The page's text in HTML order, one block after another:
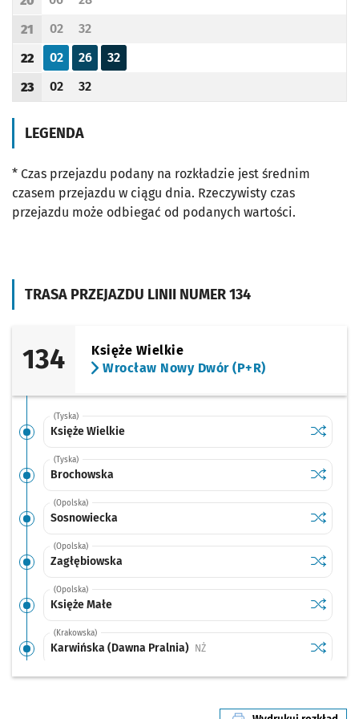
TRASA PRZEJAZDU LINII NUMER 134
134
Księże Wielkie
Wrocław Nowy Dwór (P+R)
(Tyska)
Księże Wielkie Sprawdź
Księże
(Tyska)
Brochowska Sprawdź
(Opolska)
Sosnowiecka Sprawdź
(Opolska)
Zagłębiowska Sprawdź
(Opolska)
Księże Małe Sprawdź
Księże
(Krakowska)
Karwińska (Dawna Pralnia) NŻPrzystanek na życzenie Sprawdź
(Krakowska)
Godzina odjazdu
Odjazd
minut po godzinie 20
Odjazd
minut po godzinie 20
Godzina odjazdu
21
Odjazd
02
minut po godzinie 21
Odjazd
32
minut po godzinie 21
Godzina odjazdu
22
Odjazd
02
minut po godzinie 22
Odjazd
26
minut po godzinie 22
Odjazd
32
minut po godzinie 22
Godzina odjazdu
23
Odjazd
02
minut po godzinie 23
Odjazd
32
minut po godzinie 23
LEGENDA
* Czas przejazdu podany na rozkładzie jest średnim
czasem przejazdu w ciągu dnia. Rzeczywisty czas
przejazdu może odbiegać od podanych wartości.